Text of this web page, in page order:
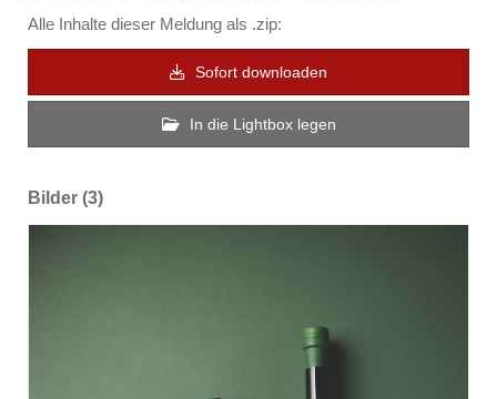
Alle Inhalte dieser Meldung als .zip:
Sofort downloaden
In die Lightbox legen
Bilder (3)